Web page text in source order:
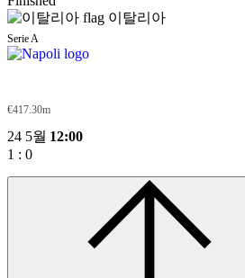
이탈리아
Serie A
€417.30m
24 5월 12:00
1 : 0